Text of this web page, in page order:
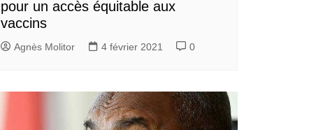
pour un accès équitable aux
vaccins
Agnès Molitor 4 février 2021 0